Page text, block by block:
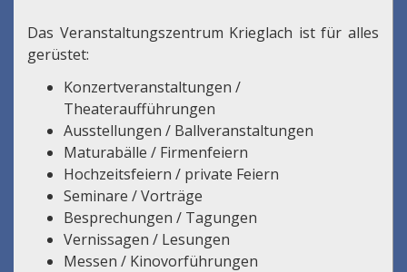
Das Veranstaltungszentrum Krieglach ist für alles
gerüstet:
Konzertveranstaltungen /
Theateraufführungen
Ausstellungen / Ballveranstaltungen
Maturabälle / Firmenfeiern
Hochzeitsfeiern / private Feiern
Seminare / Vorträge
Besprechungen / Tagungen
Vernissagen / Lesungen
Messen / Kinovorführungen